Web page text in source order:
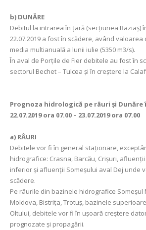
b) DUNĂRE
Debitul la intrarea în ţară (secţiunea Baziaş)
22.07.2019 a fost în scădere, având valoarea
media multianuală a lunii iulie (5350 m3/s).
În aval de Porţile de Fier debitele au fost în
sectorul Bechet – Tulcea și în creștere la
Prognoza hidrologică pe râuri şi
22.07.2019 ora 07.00 – 23.07.2019 ora 07.00
a) RÂURI
Debitele vor fi în general staţionare,
hidrografice: Crasna, Barcău, Crișuri,
inferior și afluenții Someșului aval Dej unde
scădere.
Pe râurile din bazinele hidrografice Someșul
Moldova, Bistrița, Trotuș, bazinele
Oltului, debitele vor fi în ușoară creștere
prognozate și propagării.